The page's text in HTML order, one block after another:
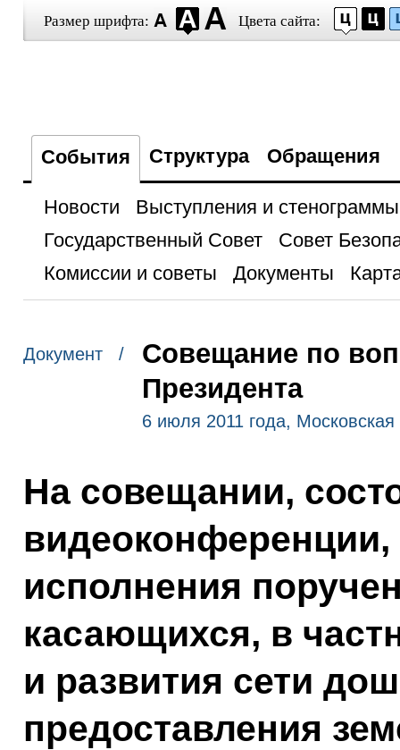
Размер шрифта: Цвета сайта:
События Структура Обращения
Новости
Выступления и стенограммы
Государственный Совет
Совет
Комиссии и советы
Документы
Документ /
Совещание по
Президента
6 июля 2011 года, Московская
На совещании,
исполнения
касающихся, в
и развития сети
предоставления